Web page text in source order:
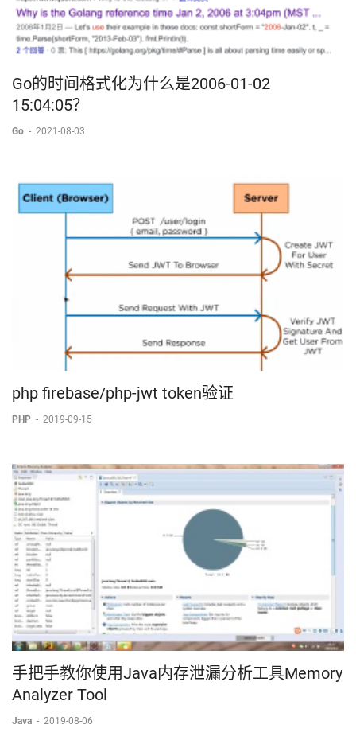
Go的时间格式化为什么是2006-01-02
15:04:05？
Go - 2021-08-03
php firebase/php-jwt token验证
PHP - 2019-09-15
手把手教你使用Java内存泄漏分析工具Memory
Analyzer Tool
Java - 2019-08-06